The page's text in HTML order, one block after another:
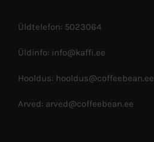
Üldtelefon: 5023064
Üldinfo: info@kaffi.ee
Hooldus: hooldus@coffeebean.ee
Arved: arved@coffeebean.ee